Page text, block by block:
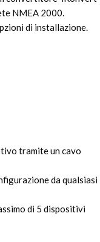
NMEA 2000.
di installazione.
tramite un cavo
da qualsiasi
di 5 dispositivi